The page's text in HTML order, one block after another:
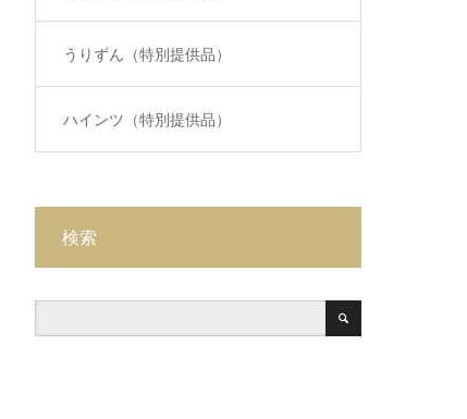
うりずん（特別提供品）
ハインツ（特別提供品）
検索